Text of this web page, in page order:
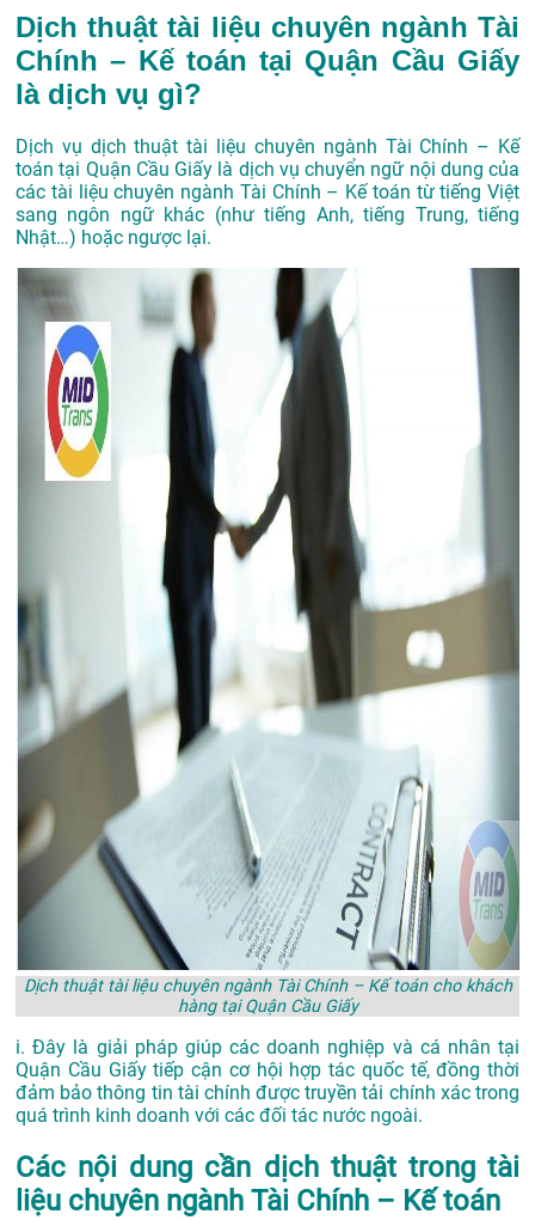
Dịch thuật tài liệu chuyên ngành Tài
Chính – Kế toán tại Quận Cầu Giấy
là dịch vụ gì?
Dịch vụ dịch thuật tài liệu chuyên ngành Tài Chính – Kế
toán tại Quận Cầu Giấy là dịch vụ chuyển ngữ nội dung của
các tài liệu chuyên ngành Tài Chính – Kế toán từ tiếng Việt
sang ngôn ngữ khác (như tiếng Anh, tiếng Trung, tiếng
Nhật…) hoặc ngược lại.
Dịch thuật tài liệu chuyên ngành Tài Chính – Kế toán cho khách
hàng tại Quận Cầu Giấy
i. Đây là giải pháp giúp các doanh nghiệp và cá nhân tại
Quận Cầu Giấy tiếp cận cơ hội hợp tác quốc tế, đồng thời
đảm bảo thông tin tài chính được truyền tải chính xác trong
quá trình kinh doanh với các đối tác nước ngoài.
Các nội dung cần dịch thuật trong tài
liệu chuyên ngành Tài Chính – Kế toán